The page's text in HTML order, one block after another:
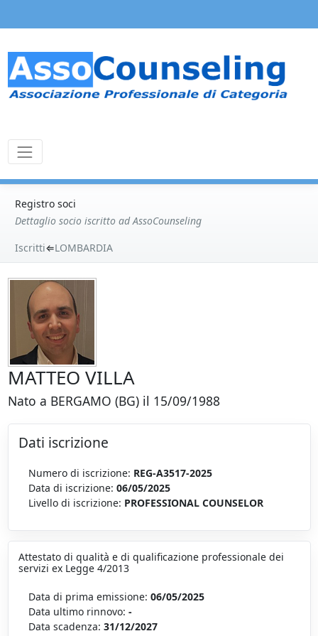
Registro soci
Dettaglio socio iscritto ad AssoCounseling
Iscritti⇐LOMBARDIA
MATTEO VILLA
Nato a BERGAMO (BG) il 15/09/1988
Dati iscrizione
Numero di iscrizione: REG-A3517-2025
Data di iscrizione: 06/05/2025
Livello di iscrizione: PROFESSIONAL COUNSELOR
Attestato di qualità e di qualificazione professionale dei
servizi ex Legge 4/2013
Data di prima emissione: 06/05/2025
Data ultimo rinnovo: -
Data scadenza: 31/12/2027